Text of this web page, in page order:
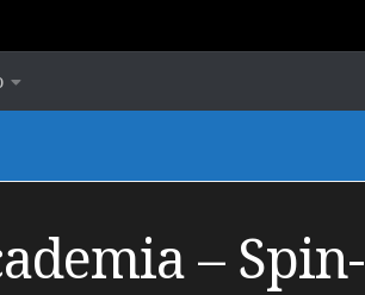
– Spin-